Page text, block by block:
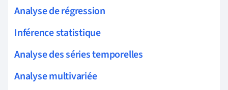
Analyse de régression
Inférence statistique
Analyse des séries temporelles
Analyse multivariée